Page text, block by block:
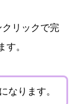
リックで完
す。
なります。